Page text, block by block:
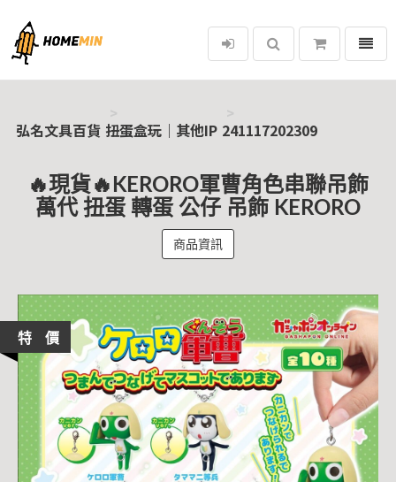
弘名文具百貨
選單
弘名文具百貨 扭蛋盒玩｜其他IP 241117202309
🔥現貨🔥KERORO軍曹角色串聯吊飾
萬代 扭蛋 轉蛋 公仔 吊飾 KERORO
商品資訊
特 價